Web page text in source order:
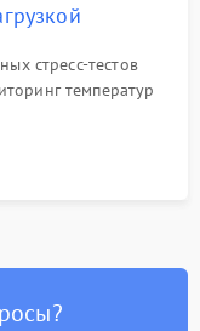
стресс-тестов
температур
на отсутствие
и зависаний.